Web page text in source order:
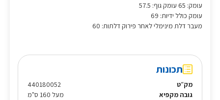
עומק: 65 עומק גוף: 57.5
עומק כולל ידיות: 69
מעבר דלת מינימלי לאחר פירוק דלתות: 60
תכונות
מק״ט
440180052
גובה מקפיא
מעל 160 ס"מ